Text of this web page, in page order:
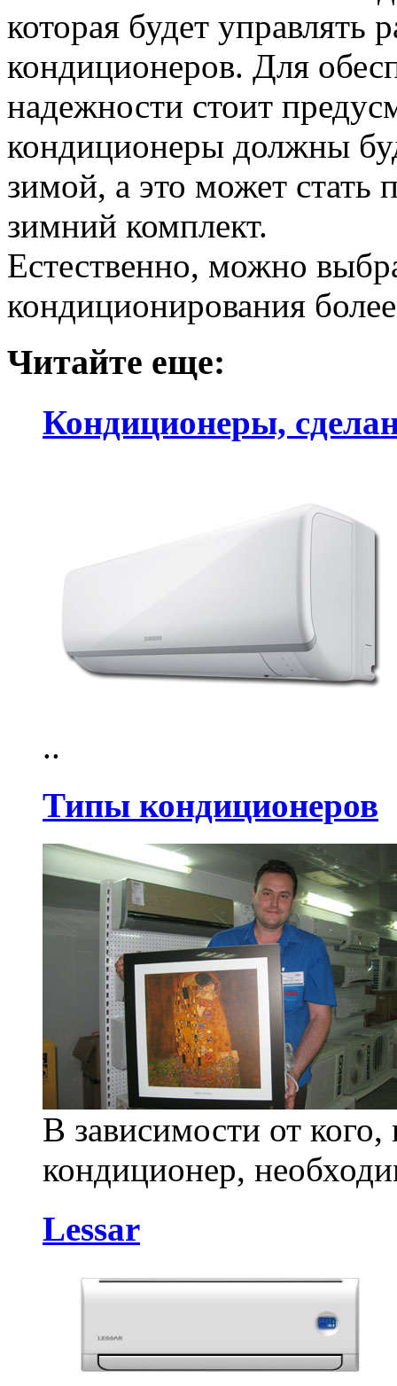
которая будет управлять
кондиционеров. Для
надежности стоит
кондиционеры должны
зимой, а это может стать
зимний комплект.
Естественно, можно
кондиционирования
Читайте еще:
Кондиционеры,
..
Типы кондиционеров
В зависимости от
кондиционер,
Lessar